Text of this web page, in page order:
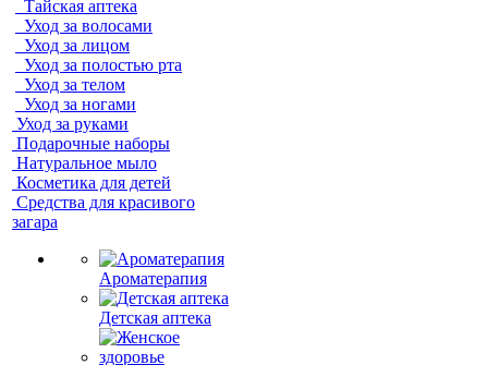
Тайская аптека
Уход за волосами
Уход за лицом
Уход за полостью рта
Уход за телом
Уход за ногами
Уход за руками
Подарочные наборы
Натуральное мыло
Косметика для детей
Средства для красивого
загара
Ароматерапия
Детская аптека